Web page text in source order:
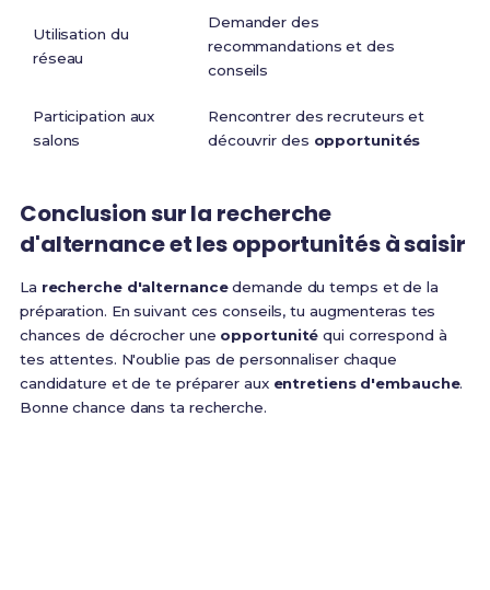
Utilisation du
réseau
Demander des
recommandations et des
conseils
Participation aux
salons
Rencontrer des recruteurs et
découvrir des opportunités
Conclusion sur la recherche
d'alternanceet lesopportunitésà saisir
La recherche d'alternancedemande du temps et de la
préparation. En suivant ces conseils, tu augmenteras tes
chances de décrocher une opportunité qui correspond à
tes attentes. N'oublie pas de personnaliser chaque
candidature et de te préparer aux entretiens d'embauche.
Bonne chance dans ta recherche.